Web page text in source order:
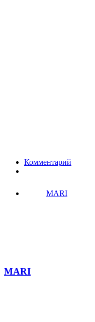
Комментарий
MARI
MARI